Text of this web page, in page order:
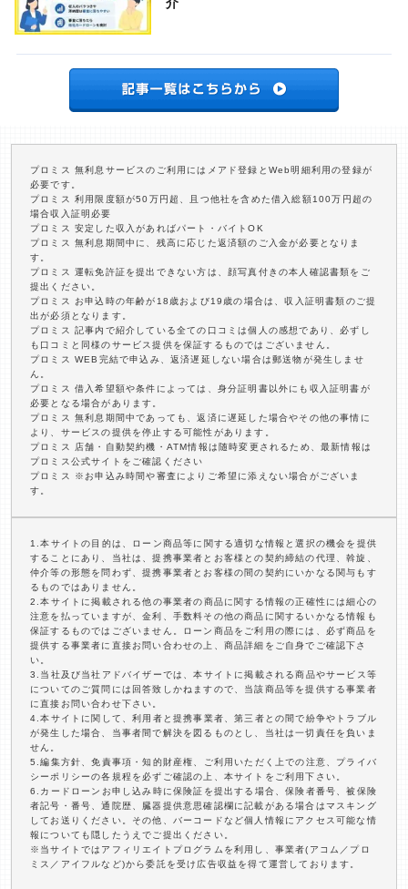
介
プロミス 無利息サービスのご利用にはメアド登録とWeb明細利用の登録が
必要です。
プロミス 利用限度額が50万円超、且つ他社を含めた借入総額100万円超の
場合収入証明必要
プロミス 安定した収入があればパート・バイトOK
プロミス 無利息期間中に、残高に応じた返済額のご入金が必要となりま
す。
プロミス 運転免許証を提出できない方は、顔写真付きの本人確認書類をご
提出ください。
プロミス お申込時の年齢が18歳および19歳の場合は、収入証明書類のご提
出が必須となります。
プロミス 記事内で紹介している全ての口コミは個人の感想であり、必ずし
も口コミと同様のサービス提供を保証するものではございません。
プロミス WEB完結で申込み、返済遅延しない場合は郵送物が発生しませ
ん。
プロミス 借入希望額や条件によっては、身分証明書以外にも収入証明書が
必要となる場合があります。
プロミス 無利息期間中であっても、返済に遅延した場合やその他の事情に
より、サービスの提供を停止する可能性があります。
プロミス 店舗・自動契約機・ATM情報は随時変更されるため、最新情報は
プロミス公式サイトをご確認ください
プロミス ※お申込み時間や審査によりご希望に添えない場合がございま
す。
1.本サイトの目的は、ローン商品等に関する適切な情報と選択の機会を提供
することにあり、当社は、提携事業者とお客様との契約締結の代理、斡旋、
仲介等の形態を問わず、提携事業者とお客様の間の契約にいかなる関与もす
るものではありません。
2.本サイトに掲載される他の事業者の商品に関する情報の正確性には細心の
注意を払っていますが、金利、手数料その他の商品に関するいかなる情報も
保証するものではございません。ローン商品をご利用の際には、必ず商品を
提供する事業者に直接お問い合わせの上、商品詳細をご自身でご確認下さ
い。
3.当社及び当社アドバイザーでは、本サイトに掲載される商品やサービス等
についてのご質問には回答致しかねますので、当該商品等を提供する事業者
に直接お問い合わせ下さい。
4.本サイトに関して、利用者と提携事業者、第三者との間で紛争やトラブル
が発生した場合、当事者間で解決を図るものとし、当社は一切責任を負いま
せん。
5.編集方針、免責事項・知的財産権、ご利用いただく上での注意、プライバ
シーポリシーの各規程を必ずご確認の上、本サイトをご利用下さい。
6.カードローンお申し込み時に保険証を提出する場合、保険者番号、被保険
者記号・番号、通院歴、臓器提供意思確認欄に記載がある場合はマスキング
してお送りください。その他、バーコードなど個人情報にアクセス可能な情
報についても隠したうえでご提出ください。
※当サイトではアフィリエイトプログラムを利用し、事業者(アコム／プロ
ミス／アイフルなど)から委託を受け広告収益を得て運営しております。